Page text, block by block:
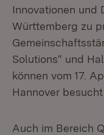
Innovationen und
Württemberg zu
Solutions“ und
können vom 17.
Hannover besucht
Auch im Bereich